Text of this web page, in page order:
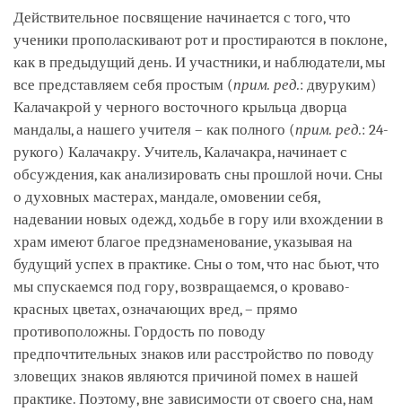
Действительное посвящение начинается с того, что
ученики прополаскивают рот и простираются в поклоне,
как в предыдущий день. И участники, и наблюдатели, мы
все представляем себя простым (прим. ред.: двуруким)
Калачакрой у черного восточного крыльца дворца
мандалы, а нашего учителя – как полного (прим. ред.: 24-
рукого) Калачакру. Учитель, Калачакра, начинает с
обсуждения, как анализировать сны прошлой ночи. Сны
о духовных мастерах, мандале, омовении себя,
надевании новых одежд, ходьбе в гору или вхождении в
храм имеют благое предзнаменование, указывая на
будущий успех в практике. Сны о том, что нас бьют, что
мы спускаемся под гору, возвращаемся, о кроваво-
красных цветах, означающих вред, – прямо
противоположны. Гордость по поводу
предпочтительных знаков или расстройство по поводу
зловещих знаков являются причиной помех в нашей
практике. Поэтому, вне зависимости от своего сна, нам